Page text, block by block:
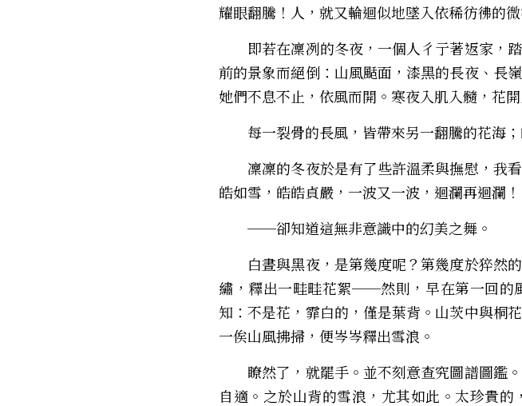
即若在凜冽的冬夜，一個人彳亍著返家，
前的景象而絕倒：山風颳面，漆黑的長夜、長
她們不息不止，依風而開。寒夜入肌入髓，花開
每一裂骨的長風，皆帶來另一翻騰的花海；
凜凜的冬夜於是有了些許溫柔與撫慰，我
皓如雪，皓皓貞嚴，一波又一波，迴瀾再迴瀾！
──卻知道這無非意識中的幻美之舞。
白晝與黑夜，是第幾度呢？第幾度於猝然的
繡，釋出一畦畦花絮──然則，早在第一回的
知：不是花，霏白的，僅是葉背。山茨中與桐
一俟山風拂掃，便岑岑釋出雪浪。
瞭然了，就罷手。並不刻意查究圖譜圖鑑
自適。之於山背的雪浪，尤其如此。太珍貴